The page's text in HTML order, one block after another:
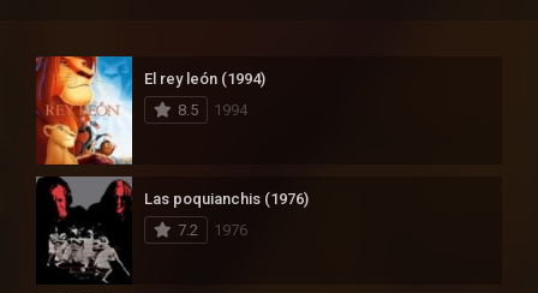
El rey león (1994)
8.5
1994
Las poquianchis (1976)
7.2
1976